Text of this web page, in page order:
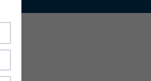
visibilidad y protección térmica.